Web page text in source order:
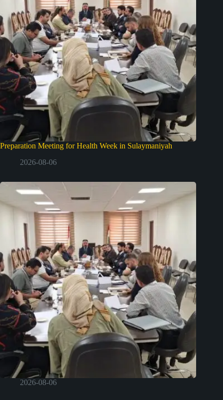
Preparation Meeting for Health Week in Sulaymaniyah
2026-08-06
2026-08-06